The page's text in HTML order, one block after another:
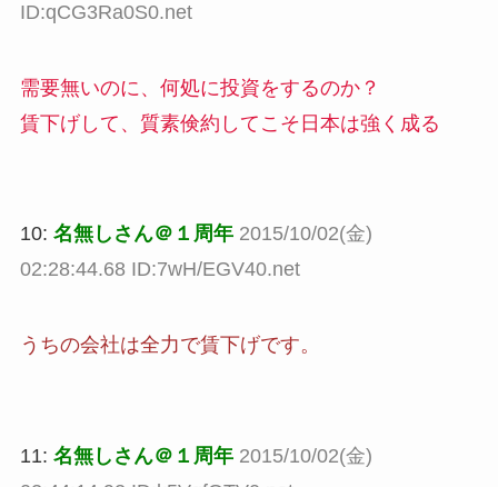
ID:qCG3Ra0S0.net
需要無いのに、何処に投資をするのか？
賃下げして、質素倹約してこそ日本は強く成る
10: 名無しさん＠１周年 2015/10/02(金)
02:28:44.68 ID:7wH/EGV40.net
うちの会社は全力で賃下げです。
11: 名無しさん＠１周年 2015/10/02(金)